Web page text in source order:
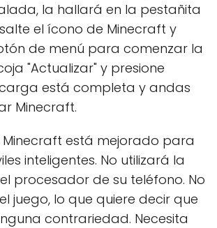
la hallará en la pestañita
el ícono de Minecraft y
de menú para comenzar la
"Actualizar" y presione
está completa y andas
Minecraft.
Minecraft está mejorado para
inteligentes. No utilizará la
procesador de su teléfono. No
juego, lo que quiere decir que
contrariedad. Necesita